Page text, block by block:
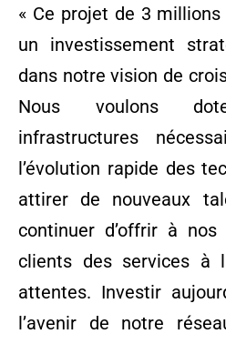
« Ce projet de 3
un investissement
dans notre vision de
Nous voulons
infrastructures
l’évolution rapide des
attirer de nouveaux
continuer d’offrir à
clients des services à
attentes. Investir
l’avenir de notre